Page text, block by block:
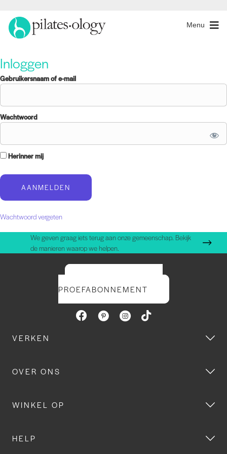
Menu
Inloggen
Gebruikersnaam of e-mail
Wachtwoord
Herinner mij
Wachtwoord vergeten
We geven graag iets terug aan onze gemeenschap. Bekijk
de manieren waarop we helpen.
PROEFABONNEMENT
VERKEN
OVER ONS
WINKEL OP
HELP